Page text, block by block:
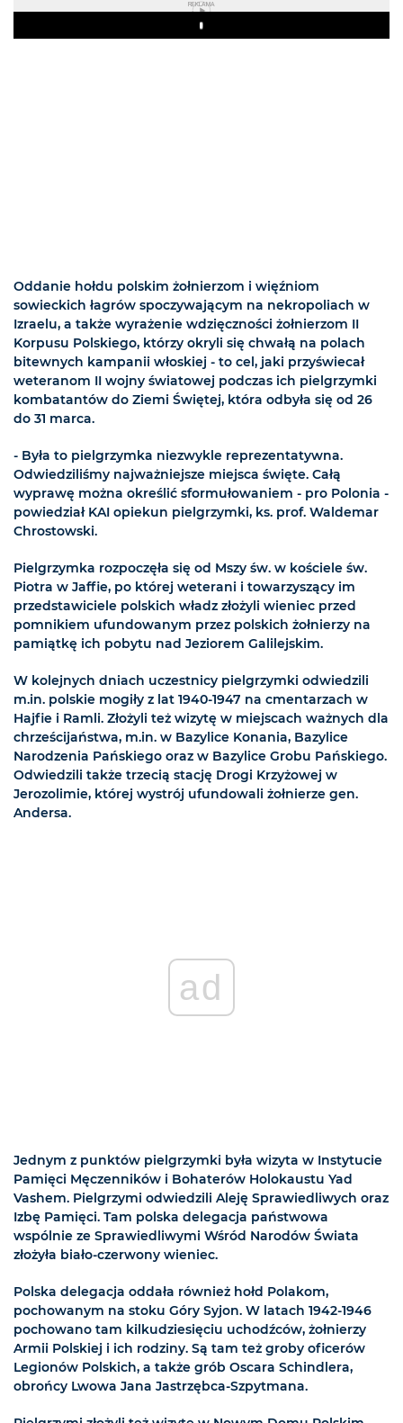
REKLAMA
Play
Oddanie hołdu polskim żołnierzom i więźniom
sowieckich łagrów spoczywającym na nekropoliach w
Izraelu, a także wyrażenie wdzięczności żołnierzom II
Korpusu Polskiego, którzy okryli się chwałą na polach
bitewnych kampanii włoskiej - to cel, jaki przyświecał
weteranom II wojny światowej podczas ich pielgrzymki
kombatantów do Ziemi Świętej, która odbyła się od 26
do 31 marca.
- Była to pielgrzymka niezwykle reprezentatywna.
Odwiedziliśmy najważniejsze miejsca święte. Całą
wyprawę można określić sformułowaniem - pro Polonia -
powiedział KAI opiekun pielgrzymki, ks. prof. Waldemar
Chrostowski.
Pielgrzymka rozpoczęła się od Mszy św. w kościele św.
Piotra w Jaffie, po której weterani i towarzyszący im
przedstawiciele polskich władz złożyli wieniec przed
pomnikiem ufundowanym przez polskich żołnierzy na
pamiątkę ich pobytu nad Jeziorem Galilejskim.
W kolejnych dniach uczestnicy pielgrzymki odwiedzili
m.in. polskie mogiły z lat 1940-1947 na cmentarzach w
Hajfie i Ramli. Złożyli też wizytę w miejscach ważnych dla
chrześcijaństwa, m.in. w Bazylice Konania, Bazylice
Narodzenia Pańskiego oraz w Bazylice Grobu Pańskiego.
Odwiedzili także trzecią stację Drogi Krzyżowej w
Jerozolimie, której wystrój ufundowali żołnierze gen.
Andersa.
ad
Jednym z punktów pielgrzymki była wizyta w Instytucie
Pamięci Męczenników i Bohaterów Holokaustu Yad
Vashem. Pielgrzymi odwiedzili Aleję Sprawiedliwych oraz
Izbę Pamięci. Tam polska delegacja państwowa
wspólnie ze Sprawiedliwymi Wśród Narodów Świata
złożyła biało-czerwony wieniec.
Polska delegacja oddała również hołd Polakom,
pochowanym na stoku Góry Syjon. W latach 1942-1946
pochowano tam kilkudziesięciu uchodźców, żołnierzy
Armii Polskiej i ich rodziny. Są tam też groby oficerów
Legionów Polskich, a także grób Oscara Schindlera,
obrońcy Lwowa Jana Jastrzębca-Szpytmana.